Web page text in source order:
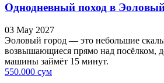
Однодневный поход в
03 May 2027
Эоловый город — это небольшие
возвышающиеся прямо над посёлком,
машины займёт 15 минут.
550.000 сум